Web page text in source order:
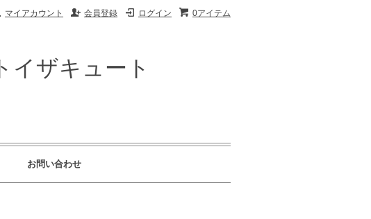
0アイテム
ログイン
会員登録
マイアカウント
イザキュート
お問い合わせ